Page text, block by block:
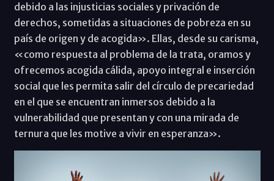
debido a las injusticias sociales y privación de
derechos, sometidas a situaciones de pobreza en su
país de origen y de acogida». Ellas, desde su carisma,
«como respuesta al problema de la trata, oramos y
ofrecemos acogida cálida, apoyo integral e inserción
social que les permita salir del círculo de precariedad
en el que se encuentran inmersos debido a la
vulnerabilidad que presentan y con una mirada de
ternura que les motive a vivir en esperanza».